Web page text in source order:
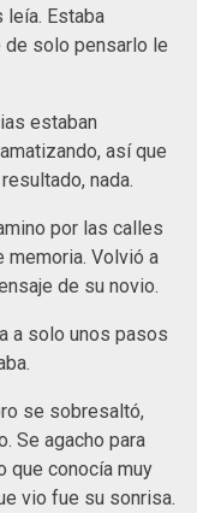
leía. Estaba
de solo pensarlo le
estaban
así que
nada.
por las calles
memoria. Volvió a
de su novio.
a solo unos pasos
se sobresaltó,
Se agacho para
que conocía muy
vio fue su sonrisa.